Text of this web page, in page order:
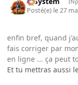
Posté(e) le 27
enfin bref, quand
fais corriger par
en ligne ... ça peut
Et tu mettras aussi